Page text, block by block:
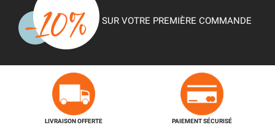
SUR VOTRE PREMIÈRE COMMANDE
LIVRAISON OFFERTE
PAIEMENT SÉCURISÉ